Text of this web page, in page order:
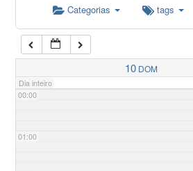
Categorias tags
10 DOM
Dia inteiro
00:00
01:00